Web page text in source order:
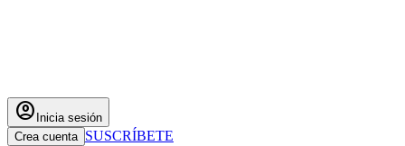
account_circle Inicia sesión
Crea cuenta SUSCRÍBETE